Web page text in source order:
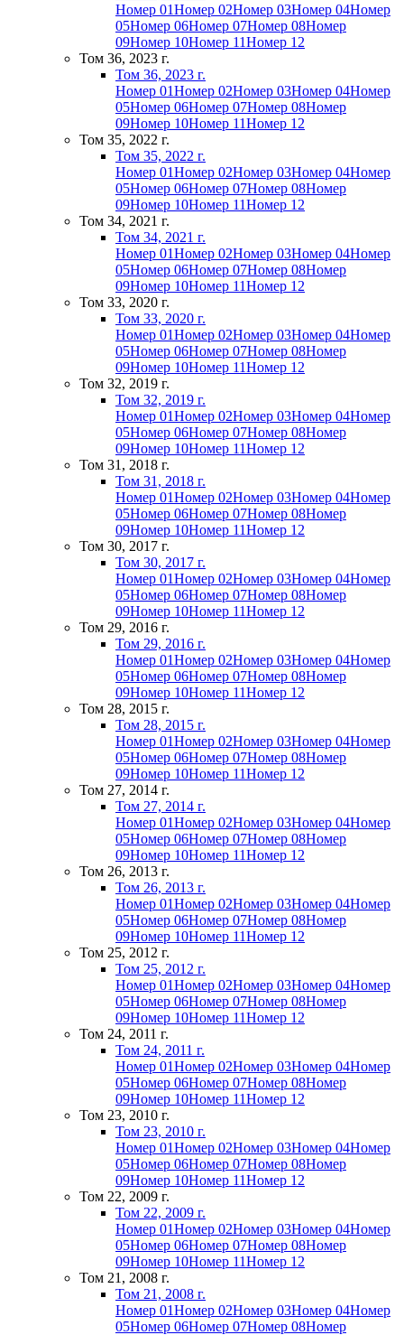
Номер 01Номер 02Номер 03Номер 04Номер
05Номер 06Номер 07Номер 08Номер
09Номер 10Номер 11Номер 12
Том 36, 2023 г.
Том 36, 2023 г.
Номер 01Номер 02Номер 03Номер 04Номер
05Номер 06Номер 07Номер 08Номер
09Номер 10Номер 11Номер 12
Том 35, 2022 г.
Том 35, 2022 г.
Номер 01Номер 02Номер 03Номер 04Номер
05Номер 06Номер 07Номер 08Номер
09Номер 10Номер 11Номер 12
Том 34, 2021 г.
Том 34, 2021 г.
Номер 01Номер 02Номер 03Номер 04Номер
05Номер 06Номер 07Номер 08Номер
09Номер 10Номер 11Номер 12
Том 33, 2020 г.
Том 33, 2020 г.
Номер 01Номер 02Номер 03Номер 04Номер
05Номер 06Номер 07Номер 08Номер
09Номер 10Номер 11Номер 12
Том 32, 2019 г.
Том 32, 2019 г.
Номер 01Номер 02Номер 03Номер 04Номер
05Номер 06Номер 07Номер 08Номер
09Номер 10Номер 11Номер 12
Том 31, 2018 г.
Том 31, 2018 г.
Номер 01Номер 02Номер 03Номер 04Номер
05Номер 06Номер 07Номер 08Номер
09Номер 10Номер 11Номер 12
Том 30, 2017 г.
Том 30, 2017 г.
Номер 01Номер 02Номер 03Номер 04Номер
05Номер 06Номер 07Номер 08Номер
09Номер 10Номер 11Номер 12
Том 29, 2016 г.
Том 29, 2016 г.
Номер 01Номер 02Номер 03Номер 04Номер
05Номер 06Номер 07Номер 08Номер
09Номер 10Номер 11Номер 12
Том 28, 2015 г.
Том 28, 2015 г.
Номер 01Номер 02Номер 03Номер 04Номер
05Номер 06Номер 07Номер 08Номер
09Номер 10Номер 11Номер 12
Том 27, 2014 г.
Том 27, 2014 г.
Номер 01Номер 02Номер 03Номер 04Номер
05Номер 06Номер 07Номер 08Номер
09Номер 10Номер 11Номер 12
Том 26, 2013 г.
Том 26, 2013 г.
Номер 01Номер 02Номер 03Номер 04Номер
05Номер 06Номер 07Номер 08Номер
09Номер 10Номер 11Номер 12
Том 25, 2012 г.
Том 25, 2012 г.
Номер 01Номер 02Номер 03Номер 04Номер
05Номер 06Номер 07Номер 08Номер
09Номер 10Номер 11Номер 12
Том 24, 2011 г.
Том 24, 2011 г.
Номер 01Номер 02Номер 03Номер 04Номер
05Номер 06Номер 07Номер 08Номер
09Номер 10Номер 11Номер 12
Том 23, 2010 г.
Том 23, 2010 г.
Номер 01Номер 02Номер 03Номер 04Номер
05Номер 06Номер 07Номер 08Номер
09Номер 10Номер 11Номер 12
Том 22, 2009 г.
Том 22, 2009 г.
Номер 01Номер 02Номер 03Номер 04Номер
05Номер 06Номер 07Номер 08Номер
09Номер 10Номер 11Номер 12
Том 21, 2008 г.
Том 21, 2008 г.
Номер 01Номер 02Номер 03Номер 04Номер
05Номер 06Номер 07Номер 08Номер